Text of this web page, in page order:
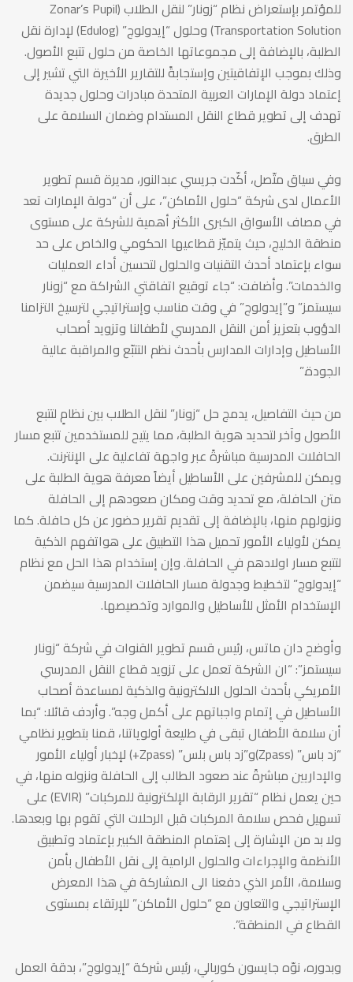
مايو
21,
2013
“
للمؤتمر بإستعراض نظام “زونار” لنقل الطلاب (Zonar’s Pupil
Transportation Solution) وحلول “إيدولوج” (Edulog) لإدارة نقل
الطلبة، بالإضافة إلى مجموعاتها الخاصة من حلول تتبع الأصول.
وذلك بموجب الإتفاقيتين وإستجابةً للتقارير الأخيرة التي تشير إلى
إعتماد دولة الإمارات العربية المتحدة مبادرات وحلول جديدة
تهدف إلى تطوير قطاع النقل المستدام وضمان السلامة على
الطرق.
وفي سياق متّصل، أكّدت جريسي عبدالنور، مديرة قسم تطوير
الأعمال لدى شركة “حلول الأماكن”، على أن “دولة الإمارات تعد
في مصاف الأسواق الكبرى الأكثر أهمية للشركة على مستوى
منطقة الخليج، حيث يتميّز قطاعيها الحكومي والخاص على حد
سواء بإعتماد أحدث التقنيات والحلول لتحسين أداء العمليات
والخدمات”. وأضافت: “جاء توقيع اتفاقتي الشراكة مع “زونار
سيستمز” و”إيدولوج” في وقت مناسب وإستراتيجي لترسيخ التزامنا
الدؤوب بتعزيز أمن النقل المدرسي لأطفالنا وتزويد أصحاب
الأساطيل وإدارات المدارس بأحدث نظم التتبّع والمراقبة عالية
الجودة.”
من حيث التفاصيل، يدمج حل “زونار” لنقل الطلاب بين نظامٍ لتتبع
الأصول وآخر لتحديد هوية الطلبة، مما يتيح للمستخدمين تتبع مسار
الحافلات المدرسية مباشرةً عبر واجهة تفاعلية على الإنترنت.
ويمكن للمشرفين على الأساطيل أيضاً معرفة هوية الطلبة على
متن الحافلة، مع تحديد وقت ومكان صعودهم إلى الحافلة
ونزولهم منها، بالإضافة إلى تقديم تقرير حضور عن كل حافلة. كما
يمكن لأولياء الأمور تحميل هذا التطبيق على هواتفهم الذكية
لتتبع مسار اولادهم في الحافلة. وإن إستخدام هذا الحل مع نظام
“إيدولوج” لتخطيط وجدولة مسار الحافلات المدرسية سيضمن
الإستخدام الأمثل للأساطيل والموارد وتخصيصها.
وأوضح دان ماتس، رئيس قسم تطوير القنوات في شركة “زونار
سيستمز”: “ان الشركة تعمل على تزويد قطاع النقل المدرسي
الأمريكي بأحدث الحلول الالكترونية والذكية لمساعدة أصحاب
الأساطيل في إتمام واجباتهم على أكمل وجه”. وأردف قائلا: “بما
أن سلامة الأطفال تبقى في طليعة أولوياتنا، قمنا بتطوير نظامي
“زد باس” (Zpass)و”زد باس بلس” (Zpass+) لإخبار أولياء الأمور
والإداريين مباشرةً عند صعود الطالب إلى الحافلة ونزوله منها، في
حين يعمل نظام “تقرير الرقابة الإلكترونية للمركبات” (EVIR) على
تسهيل فحص سلامة المركبات قبل الرحلات التي تقوم بها وبعدها.
ولا بد من الإشارة إلى إهتمام المنطقة الكبير بإعتماد وتطبيق
الأنظمة والإجراءات والحلول الرامية إلى نقل الأطفال بأمن
وسلامة، الأمر الذي دفعنا الى المشاركة في هذا المعرض
الإستراتيجي والتعاون مع “حلول الأماكن” للإرتقاء بمستوى
القطاع في المنطقة”.
وبدوره، نوّه جايسون كوربالي، رئيس شركة “إيدولوج”، بدقة العمل